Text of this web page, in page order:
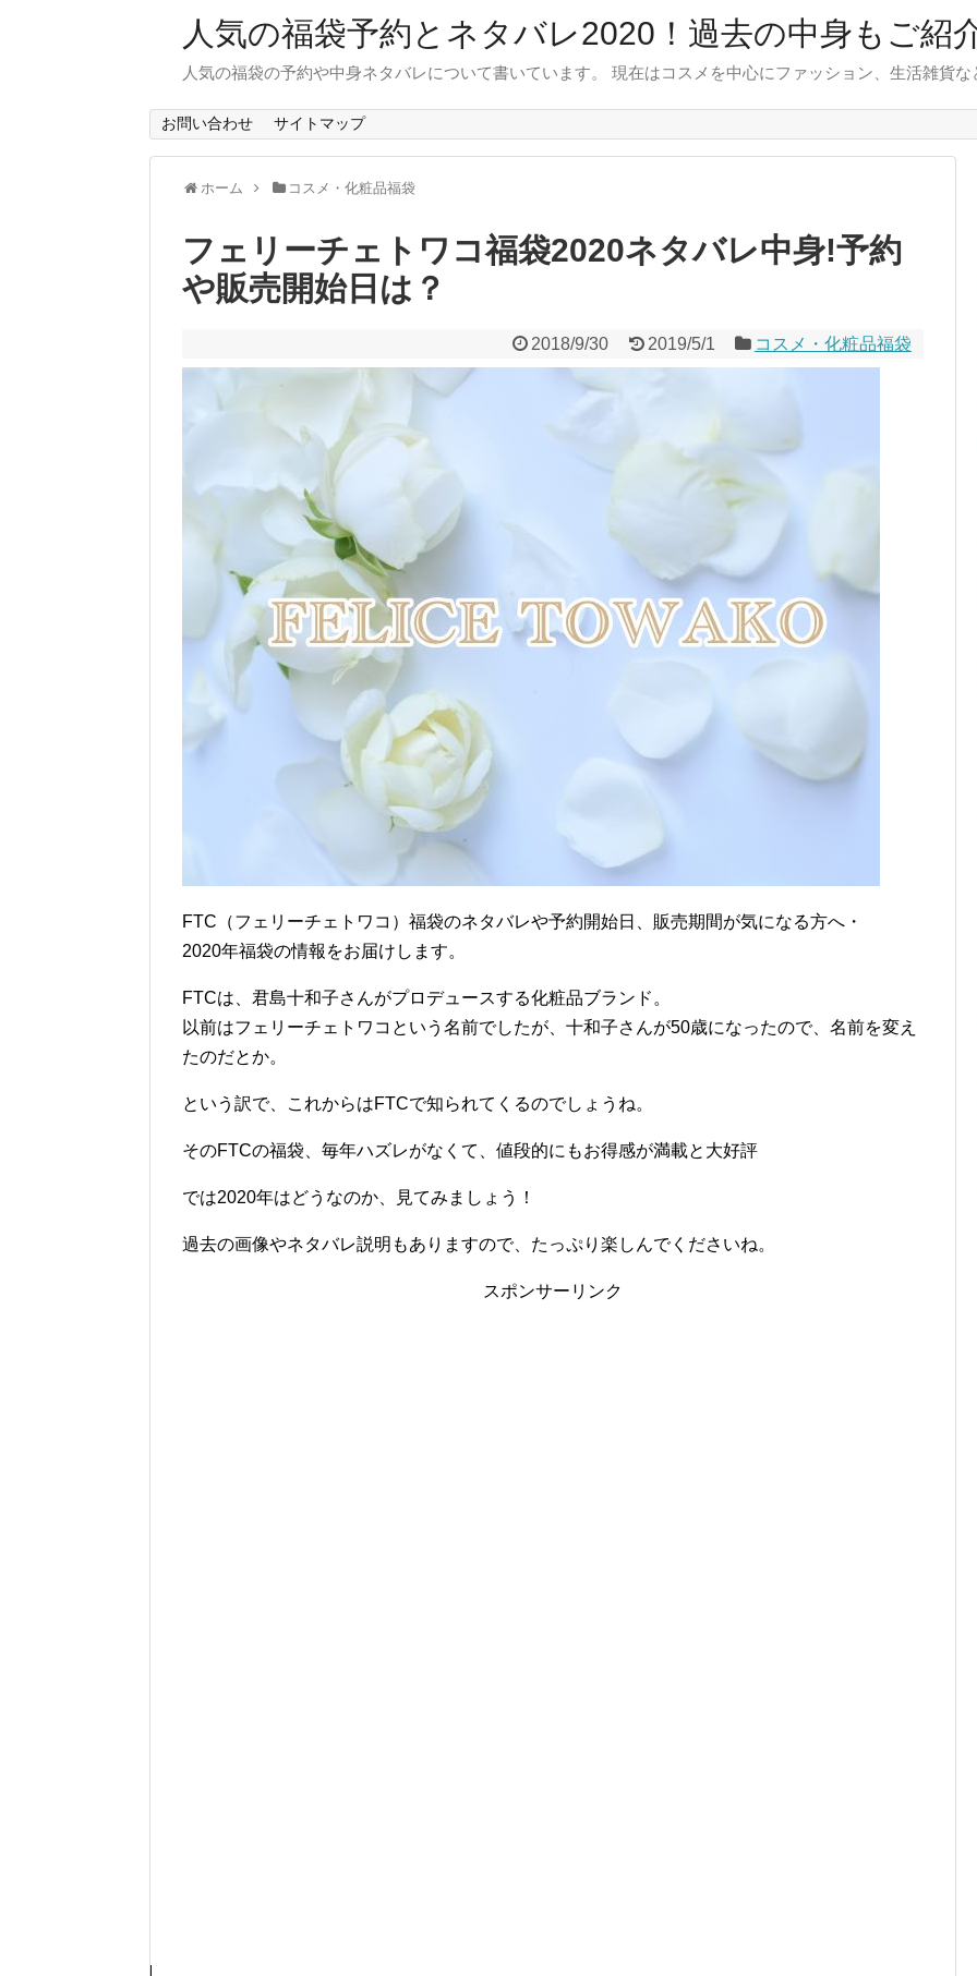
人気の福袋予約とネタバレ2020！過去の中身もご紹
人気の福袋の予約や中身ネタバレについて書いています。 現在はコスメを中心にファッション、生活雑貨な
お問い合わせ サイトマップ
ホーム コスメ・化粧品福袋
フェリーチェトワコ福袋2020ネタバレ中身!予約
や販売開始日は？
2018/9/30 2019/5/1 コスメ・化粧品福袋
FTC（フェリーチェトワコ）福袋のネタバレや予約開始日、販売期間が気になる方へ・
2020年福袋の情報をお届けします。
FTCは、君島十和子さんがプロデュースする化粧品ブランド。
以前はフェリーチェトワコという名前でしたが、十和子さんが50歳になったので、名前を変え
たのだとか。
という訳で、これからはFTCで知られてくるのでしょうね。
そのFTCの福袋、毎年ハズレがなくて、値段的にもお得感が満載と大好評
では2020年はどうなのか、見てみましょう！
過去の画像やネタバレ説明もありますので、たっぷり楽しんでくださいね。
スポンサーリンク